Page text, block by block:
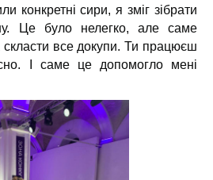
конкретні сири, я зміг зібрати
Це було нелегко, але саме
скласти все докупи. Ти працюєш
І саме це допомогло мені